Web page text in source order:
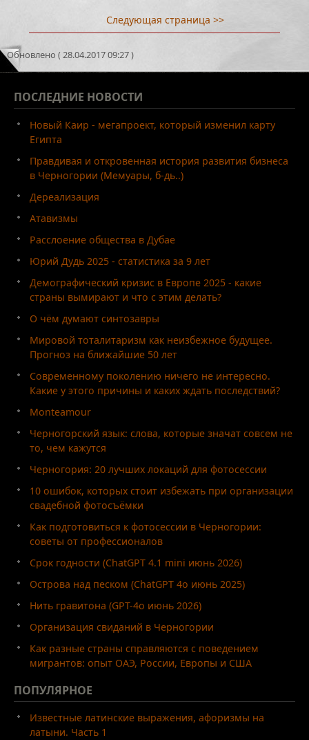
Следующая страница >>
Обновлено ( 28.04.2017 09:27 )
ПОСЛЕДНИЕ НОВОСТИ
Новый Каир - мегапроект, который изменил карту
Египта
Правдивая и откровенная история развития бизнеса
в Черногории (Мемуары, б-дь..)
Дереализация
Атавизмы
Расслоение общества в Дубае
Юрий Дудь 2025 - статистика за 9 лет
Демографический кризис в Европе 2025 - какие
страны вымирают и что с этим делать?
О чём думают синтозавры
Мировой тоталитаризм как неизбежное будущее.
Прогноз на ближайшие 50 лет
Современному поколению ничего не интересно.
Какие у этого причины и каких ждать последствий?
Monteamour
Черногорский язык: слова, которые значат совсем не
то, чем кажутся
Черногория: 20 лучших локаций для фотосессии
10 ошибок, которых стоит избежать при организации
свадебной фотосъёмки
Как подготовиться к фотосессии в Черногории:
советы от профессионалов
Срок годности (ChatGPT 4.1 mini июнь 2026)
Острова над песком (ChatGPT 4o июнь 2025)
Нить гравитона (GPT-4o июнь 2026)
Организация свиданий в Черногории
Как разные страны справляются с поведением
мигрантов: опыт ОАЭ, России, Европы и США
ПОПУЛЯРНОЕ
Известные латинские выражения, афоризмы на
латыни. Часть 1